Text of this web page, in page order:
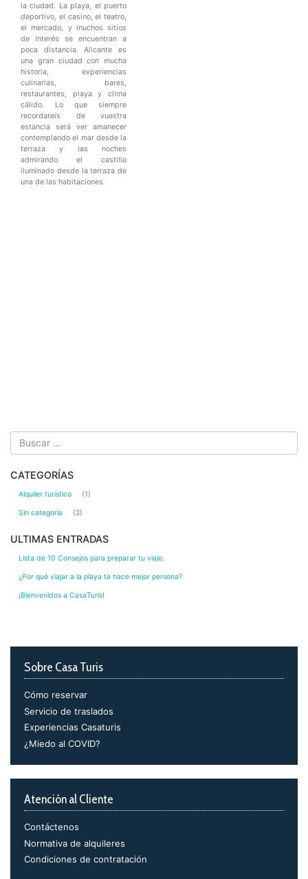
la ciudad. La playa, el puerto
deportivo, el casino, el teatro,
el mercado, y muchos sitios
de interés se encuentran a
poca distancia. Alicante es
una gran ciudad con mucha
historia, experiencias
culinarias, bares,
restaurantes, playa y clima
cálido. Lo que siempre
recordareis de vuestra
estancia será ver amanecer
contemplando el mar desde la
terraza y las noches
admirando el castillo
iluminado desde la terraza de
una de las habitaciones.
CATEGORÍAS
Alquiler turistico (1)
Sin categoría (2)
ULTIMAS ENTRADAS
Lista de 10 Consejos para preparar tu viaje.
¿Por qué viajar a la playa te hace mejor persona?
¡Bienvenidos a CasaTuris!
Sobre Casa Turis
Cómo reservar
Servicio de traslados
Experiencias Casaturis
¿Miedo al COVID?
Atención al Cliente
Contáctenos
Normativa de alquileres
Condiciones de contratación